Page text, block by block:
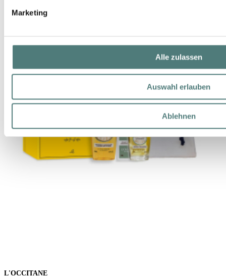
Marketing
Alle zulassen
Auswahl erlauben
Ablehnen
L'OCCITANE